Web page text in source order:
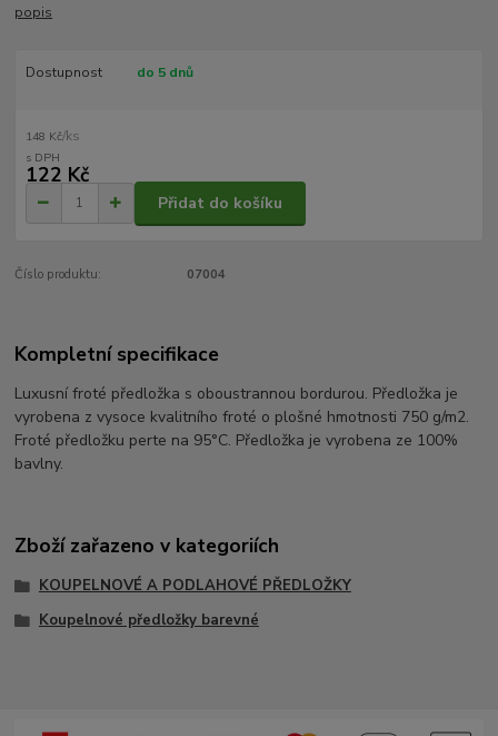
popis
Dostupnost do 5 dnů
148 Kč/ks
122 Kč
Přidat do košíku
Číslo produktu: 07004
Kompletní specifikace
Luxusní froté předložka s oboustrannou bordurou. Předložka je
vyrobena z vysoce kvalitního froté o plošné hmotnosti 750 g/m2.
Froté předložku perte na 95°C. Předložka je vyrobena ze 100%
bavlny.
Zboží zařazeno v kategoriích
KOUPELNOVÉ A PODLAHOVÉ PŘEDLOŽKY
Koupelnové předložky barevné